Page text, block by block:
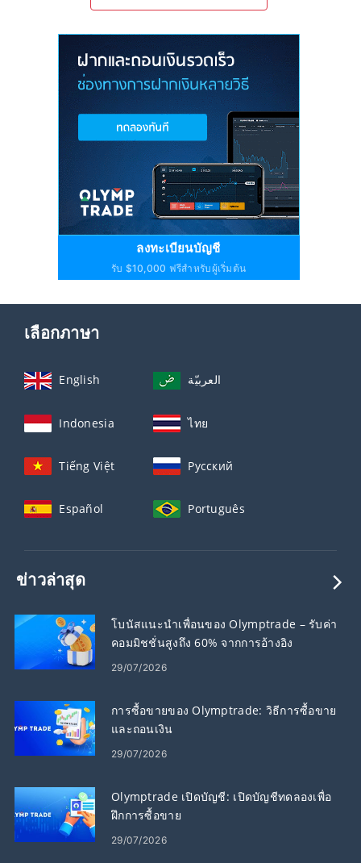
ลงทะเบียนบัญชี
รับ $10,000 ฟรีสำหรับผู้เริ่มต้น
เลือกภาษา
English العربيّة
Indonesia ไทย
Tiếng Việt Русский
Español Português
ข่าวล่าสุด
โบนัสแนะนำเพื่อนของ Olymptrade – รับค่า
คอมมิชชั่นสูงถึง 60% จากการอ้างอิง
29/07/2026
การซื้อขายของ Olymptrade: วิธีการซื้อขาย
และถอนเงิน
29/07/2026
Olymptrade เปิดบัญชี: เปิดบัญชีทดลองเพื่อ
ฝึกการซื้อขาย
29/07/2026